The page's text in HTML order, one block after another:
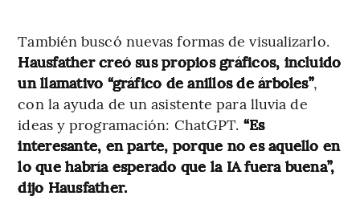
También buscó nuevas formas de visualizarlo.
Hausfather creó sus propios gráficos, incluido
un llamativo “gráfico de anillos de árboles”,
con la ayuda de un asistente para lluvia de
ideas y programación: ChatGPT. “Es
interesante, en parte, porque no es aquello en
lo que habría esperado que la IA fuera buena”,
dijo Hausfather.